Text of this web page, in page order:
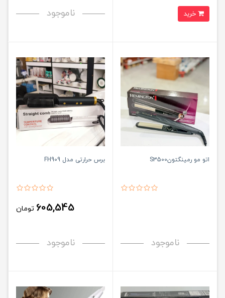
ناموجود
اتو مو رمینگتونS3500
ناموجود
برس حرارتی مدل FH909
605,545 تومان
ناموجود